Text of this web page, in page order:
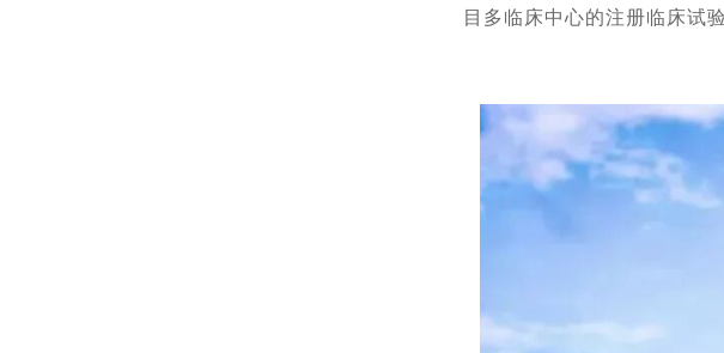
目多临床中心的注册临床试